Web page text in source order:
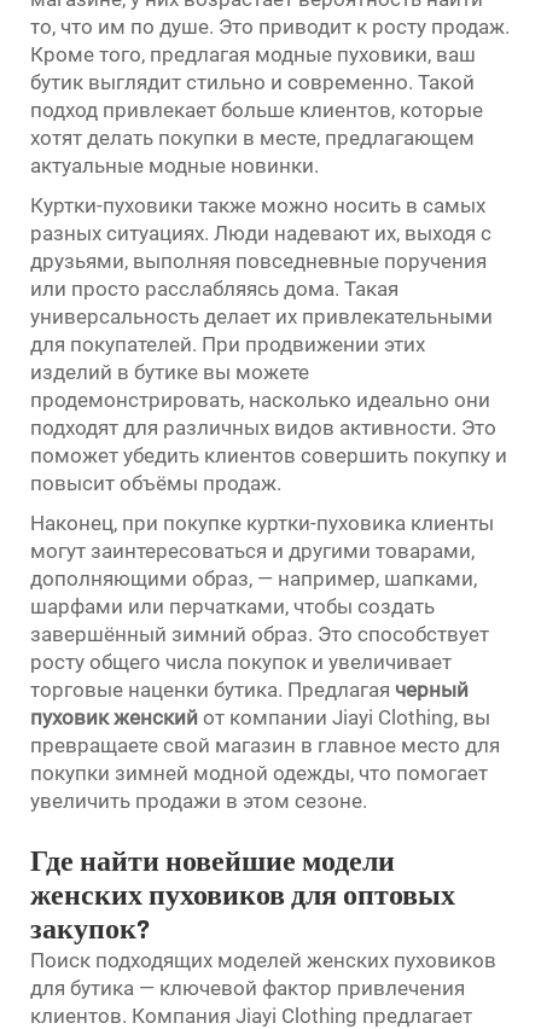
то, что им по душе. Это приводит к росту продаж.
Кроме того, предлагая модные пуховики, ваш
бутик выглядит стильно и современно. Такой
подход привлекает больше клиентов, которые
хотят делать покупки в месте, предлагающем
актуальные модные новинки.
Куртки-пуховики также можно носить в самых
разных ситуациях. Люди надевают их, выходя с
друзьями, выполняя повседневные поручения
или просто расслабляясь дома. Такая
универсальность делает их привлекательными
для покупателей. При продвижении этих
изделий в бутике вы можете
продемонстрировать, насколько идеально они
подходят для различных видов активности. Это
поможет убедить клиентов совершить покупку и
повысит объёмы продаж.
Наконец, при покупке куртки-пуховика клиенты
могут заинтересоваться и другими товарами,
дополняющими образ, — например, шапками,
шарфами или перчатками, чтобы создать
завершённый зимний образ. Это способствует
росту общего числа покупок и увеличивает
торговые наценки бутика. Предлагая черный
пуховик женский от компании Jiayi Clothing, вы
превращаете свой магазин в главное место для
покупки зимней модной одежды, что помогает
увеличить продажи в этом сезоне.
Где найти новейшие модели
женских пуховиков для оптовых
закупок?
Поиск подходящих моделей женских пуховиков
для бутика — ключевой фактор привлечения
клиентов. Компания Jiayi Clothing предлагает